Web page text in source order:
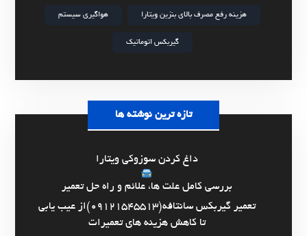
هزینه رفع مصرف بالای بنزین ویتارا هواگیری سیستم
گیربکس اتوماتیک
تازه ترین نوشته ها
داغ کردن سوزوکی ویتارا
بررسی کامل علت ها، علائم و راه حل تعمیر
تعمیر گیربکس سانتافه(09121545513)از عیب یابی
تا کاهش هزینه های تعمیرات